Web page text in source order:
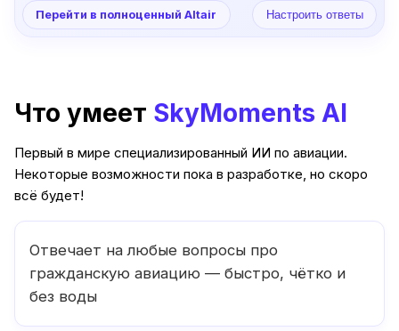
Перейти в полноценный Altair Настроить ответы
Что умеет SkyMoments AI
Первый в мире специализированный ИИ по авиации.
Некоторые возможности пока в разработке, но скоро
всё будет!
Отвечает на любые вопросы про
гражданскую авиацию — быстро, чётко и
без воды